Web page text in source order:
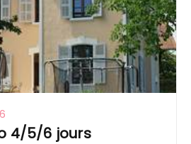
4/5/6 jours